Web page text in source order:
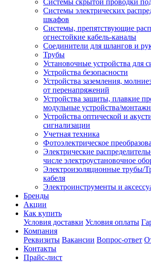
Системы скрытой проводки
Системы электрических
шкафов
Системы, препятствующие
огнестойкие кабель-каналы
Соединители для шлангов и
Трубы
Установочные устройства для
Устройства безопасности
Устройства заземления,
от перенапряжений
Устройства защиты, плавкие
модульные устройства/
Устройства оптической и
сигнализации
Учетная техника
Фотоэлектрическое
Электрические
числе электроустановочное
Электроизоляционные трубы/
кабеля
Электроинструменты и
Бренды
Акции
Как купить
Условия доставки Условия оплаты
Компания
Реквизиты Вакансии Вопрос-ответ
Контакты
Прайс-лист